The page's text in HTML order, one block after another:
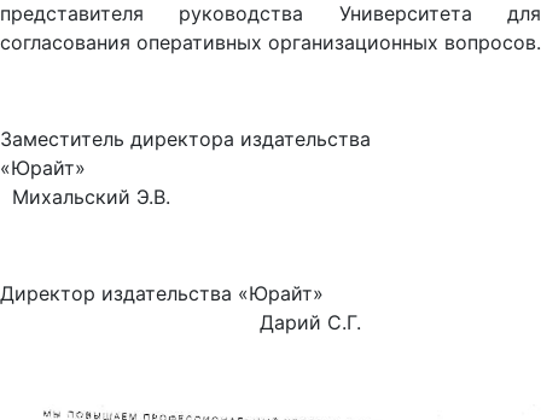
представителя руководства Университета для
согласования оперативных организационных вопросов.
Заместитель директора издательства
«Юрайт»
Михальский Э.В.
Директор издательства «Юрайт»
Дарий С.Г.